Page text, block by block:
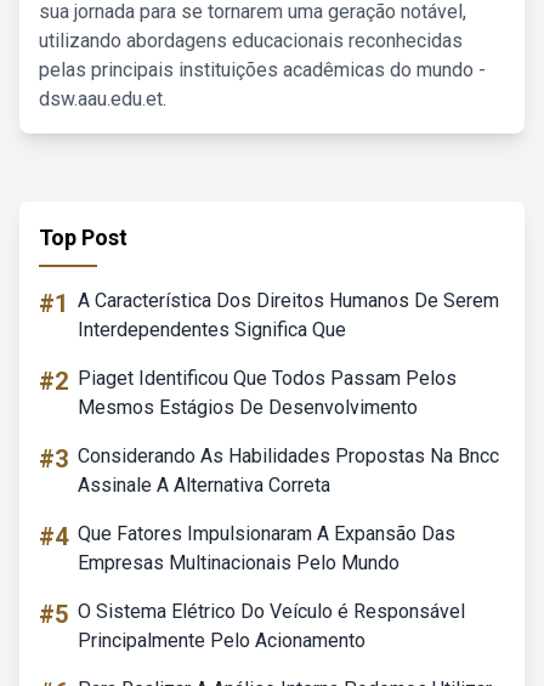
sua jornada para se tornarem uma geração notável,
utilizando abordagens educacionais reconhecidas
pelas principais instituições acadêmicas do mundo -
dsw.aau.edu.et.
Top Post
#1 A Característica Dos Direitos Humanos De Serem
Interdependentes Significa Que
#2 Piaget Identificou Que Todos Passam Pelos
Mesmos Estágios De Desenvolvimento
#3 Considerando As Habilidades Propostas Na Bncc
Assinale A Alternativa Correta
#4 Que Fatores Impulsionaram A Expansão Das
Empresas Multinacionais Pelo Mundo
#5 O Sistema Elétrico Do Veículo é Responsável
Principalmente Pelo Acionamento